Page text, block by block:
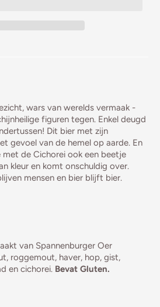
wars van werelds vermaak -
figuren tegen. Enkel deugd
Dit bier met zijn
gevoel van de hemel op aarde. En
de Cichorei ook een beetje
kleur en komt onschuldig over.
mensen en bier blijft bier.
van Spannenburger Oer
roggemout, haver, hop, gist,
en cichorei. Bevat Gluten.